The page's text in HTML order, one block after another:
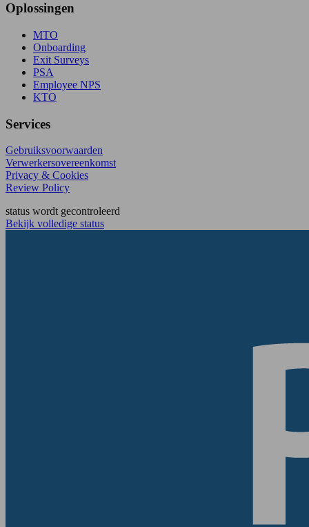
Oplossingen
MTO
Onboarding
Exit Surveys
PSA
Employee NPS
KTO
Services
Gebruiksvoorwaarden
Verwerkersovereenkomst
Privacy & Cookies
Review Policy
status wordt gecontroleerd
Bekijk volledige status